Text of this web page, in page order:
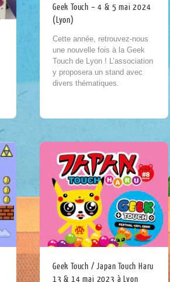
Geek Touch – 4 & 5 mai 2024
(Lyon)
Cette année, retrouvez-nous
une nouvelle fois à la Geek
Touch de Lyon ! L’association
y proposera un stand avec
divers thématiques.
l’Atarai 2600...
Geek Touch / Japan Touch Haru
13 & 14 mai 2023 à Lyon